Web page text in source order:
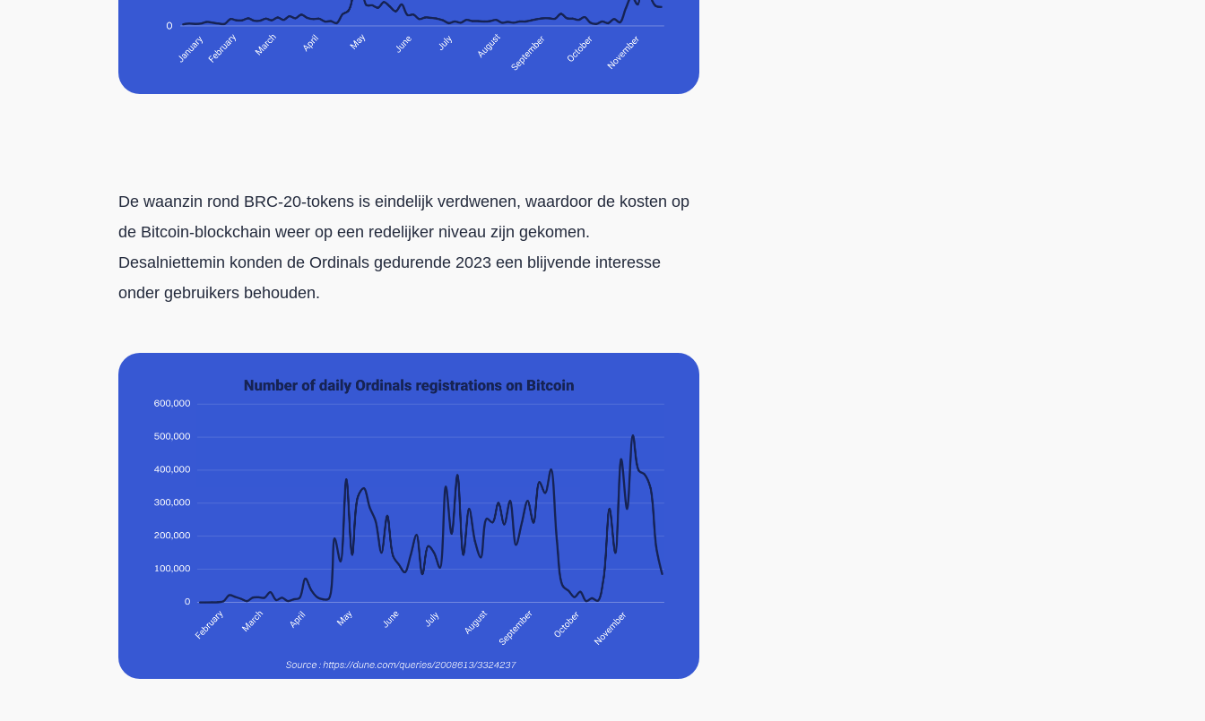
De waanzin rond BRC-20-tokens is eindelijk verdwenen, waardoor de kosten op
de Bitcoin-blockchain weer op een redelijker niveau zijn gekomen.
Desalniettemin konden de Ordinals gedurende 2023 een blijvende interesse
onder gebruikers behouden.